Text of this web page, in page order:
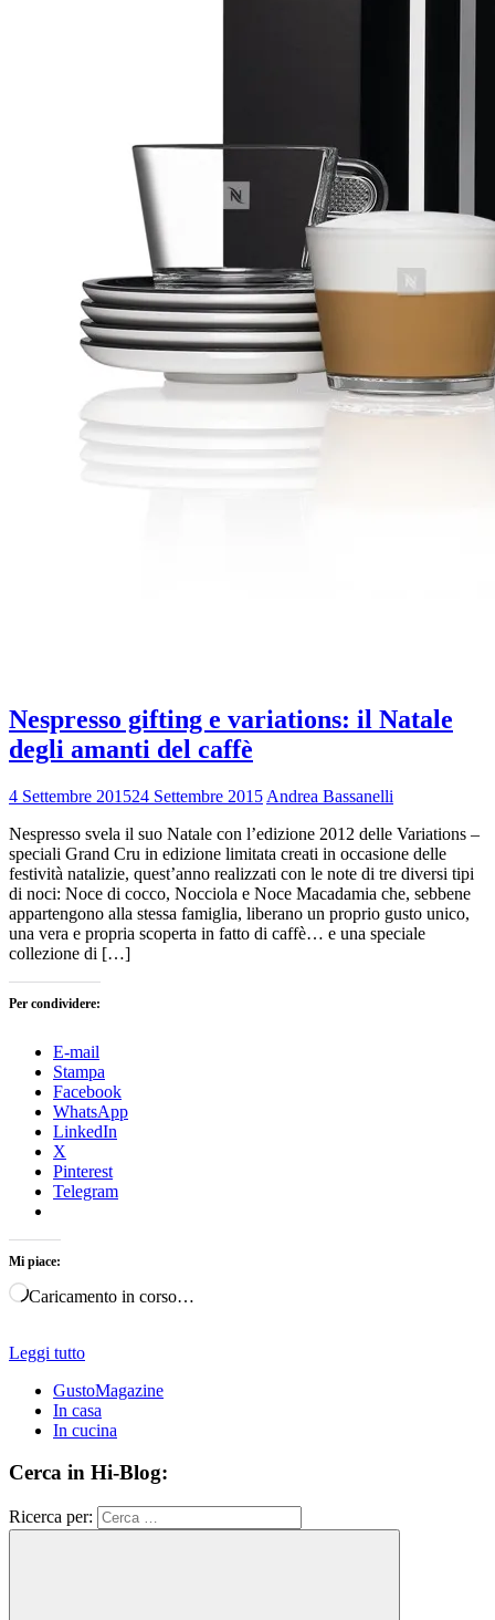
Nespresso gifting e variations: il Natale
degli amanti del caffè
4 Settembre 201524 Settembre 2015 Andrea Bassanelli
Nespresso svela il suo Natale con l’edizione 2012 delle Variations –
speciali Grand Cru in edizione limitata creati in occasione delle
festività natalizie, quest’anno realizzati con le note di tre diversi tipi
di noci: Noce di cocco, Nocciola e Noce Macadamia che, sebbene
appartengono alla stessa famiglia, liberano un proprio gusto unico,
una vera e propria scoperta in fatto di caffè… e una speciale
collezione di […]
Per condividere:
E-mail
Stampa
Facebook
WhatsApp
LinkedIn
X
Pinterest
Telegram
Mi piace:
Caricamento in corso…
Leggi tutto
GustoMagazine
In casa
In cucina
Cerca in Hi-Blog:
Ricerca per: